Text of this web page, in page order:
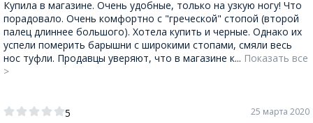
Купила в магазине. Очень удобные, только на узкую ногу! Что
порадовало. Очень комфортно с "греческой" стопой (второй
палец длиннее большого). Хотела купить и черные. Однако их
успели померить барышни с широкими стопами, смяли весь
нос туфли. Продавцы уверяют, что в магазине к... Показать все
>
5
25 марта 2020